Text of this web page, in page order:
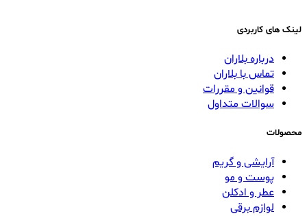
لینک های کاربردی
درباره بلاران
تماس با بلاران
قوانین و مقررات
سوالات متداول
محصولات
آرایشی و گریم
پوست و مو
عطر و ادکلن
لوازم برقی